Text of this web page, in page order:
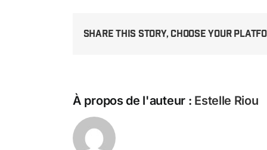
Share This Story, Choose Your
À propos de l'auteur : Estelle Riou